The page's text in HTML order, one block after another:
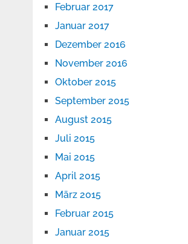
Februar 2017
Januar 2017
Dezember 2016
November 2016
Oktober 2015
September 2015
August 2015
Juli 2015
Mai 2015
April 2015
März 2015
Februar 2015
Januar 2015